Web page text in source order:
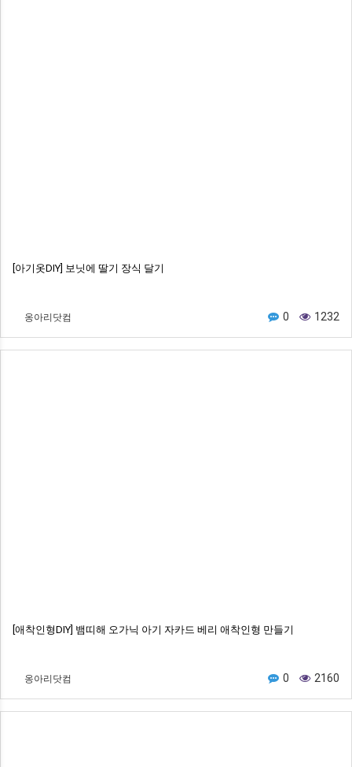
[아기옷DIY] 보닛에 딸기 장식 달기
옹아리닷컴 0 1232
[애착인형DIY] 뱀띠해 오가닉 아기 자카드 베리 애착인형 만들기
옹아리닷컴 0 2160